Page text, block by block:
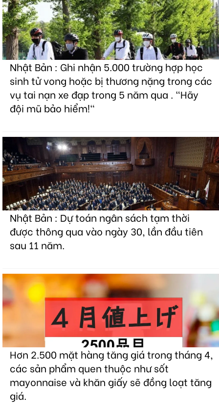
Nhật Bản : Ghi nhận 5.000 trường hợp học
sinh tử vong hoặc bị thương nặng trong các
vụ tai nạn xe đạp trong 5 năm qua . "Hãy
đội mũ bảo hiểm!"
Nhật Bản : Dự toán ngân sách tạm thời
được thông qua vào ngày 30, lần đầu tiên
sau 11 năm.
Hơn 2.500 mặt hàng tăng giá trong tháng 4,
các sản phẩm quen thuộc như sốt
mayonnaise và khăn giấy sẽ đồng loạt tăng
giá.